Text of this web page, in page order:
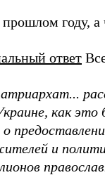
году, а
ответ
как
о
и